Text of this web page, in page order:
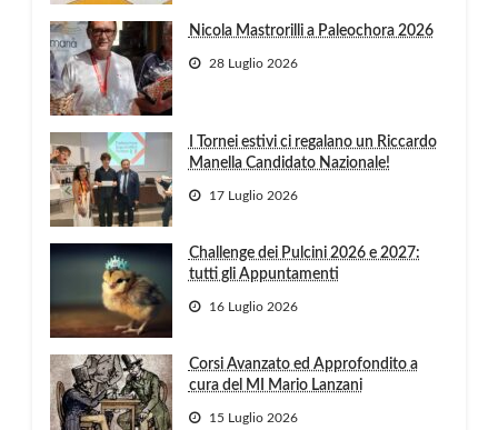
Nicola Mastrorilli a Paleochora 2026
28 Luglio 2026
I Tornei estivi ci regalano un Riccardo
Manella Candidato Nazionale!
17 Luglio 2026
Challenge dei Pulcini 2026 e 2027:
tutti gli Appuntamenti
16 Luglio 2026
Corsi Avanzato ed Approfondito a
cura del MI Mario Lanzani
15 Luglio 2026